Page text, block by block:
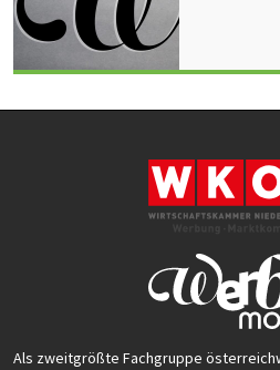
Als zweitgrößte Fachgruppe